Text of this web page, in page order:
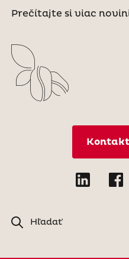
Prečítajte si viac
Hľadať